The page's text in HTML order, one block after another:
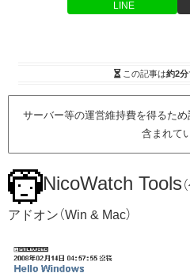
LINE
この記事は約2分
サーバー等の運営維持費を得るた
含まれて
NicoWatch Tools
アドオン（Win & Mac）